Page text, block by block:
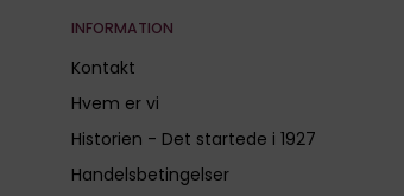
INFORMATION
Kontakt
Hvem er vi
Historien - Det startede i 1927
Handelsbetingelser